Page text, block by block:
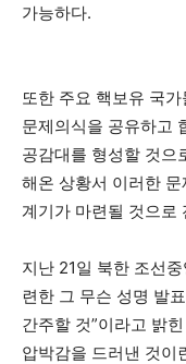
가능하다.
또한 주요 핵보유 국
문제의식을 공유하고
공감대를 형성할 것으
해온 상황서 이러한
계기가 마련될 것으로
지난 21일 북한 조선
련한 그 무슨 성명 발
간주할 것”이라고 밝
압박감을 드러낸 것이